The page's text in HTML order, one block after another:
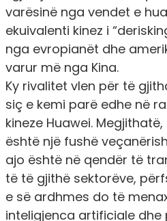
varësinë nga vendet e
ekuivalenti kinez i
nga evropianët dhe
varur më nga Kina.
Ky rivalitet vlen për të
siç e kemi parë edhe në
kineze Huawei.
është një fushë
ajo është në qendër të
të të gjithë sektorëve,
e së ardhmes do të
inteligjenca artificiale dhe